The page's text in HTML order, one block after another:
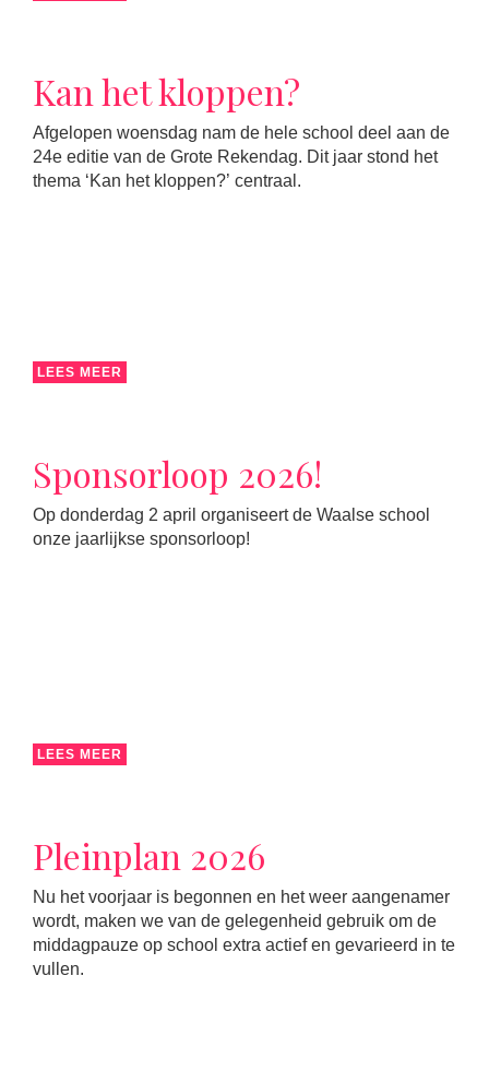
Kan het kloppen?
Afgelopen woensdag nam de hele school deel aan de
24e editie van de Grote Rekendag. Dit jaar stond het
thema ‘Kan het kloppen?’ centraal.
LEES MEER
Sponsorloop 2026!
Op donderdag 2 april organiseert de Waalse school
onze jaarlijkse sponsorloop!
LEES MEER
Pleinplan 2026
Nu het voorjaar is begonnen en het weer aangenamer
wordt, maken we van de gelegenheid gebruik om de
middagpauze op school extra actief en gevarieerd in te
vullen.